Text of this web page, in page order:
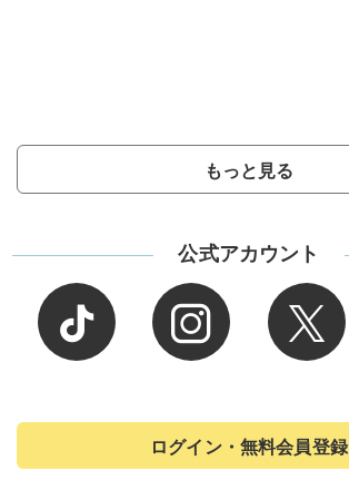
もっと見る
公式アカウント
ログイン・無料会員登録